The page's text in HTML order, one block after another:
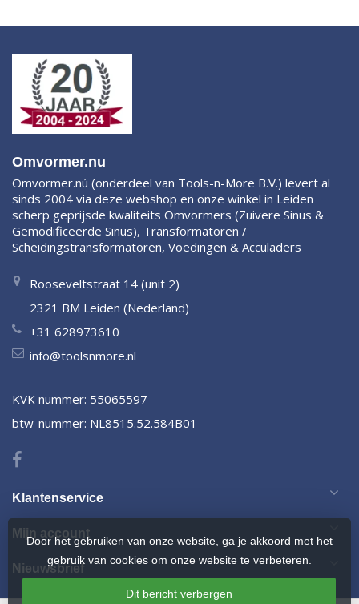
Omvormer.nu
Omvormer.nú (onderdeel van Tools-n-More B.V.) levert al
sinds 2004 via deze webshop en onze winkel in Leiden
scherp geprijsde kwaliteits Omvormers (Zuivere Sinus &
Gemodificeerde Sinus), Transformatoren /
Scheidingstransformatoren, Voedingen & Acculaders
Rooseveltstraat 14 (unit 2)
2321 BM Leiden (Nederland)
+31 628973610
info@toolsnmore.nl
KVK nummer: 55065597
btw-nummer: NL8515.52.584B01
Klantenservice
Mijn account
Nieuwsbrief
Door het gebruiken van onze website, ga je akkoord met het
gebruik van cookies om onze website te verbeteren.
Dit bericht verbergen